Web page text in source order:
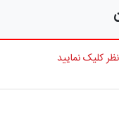
کلیک نمایید